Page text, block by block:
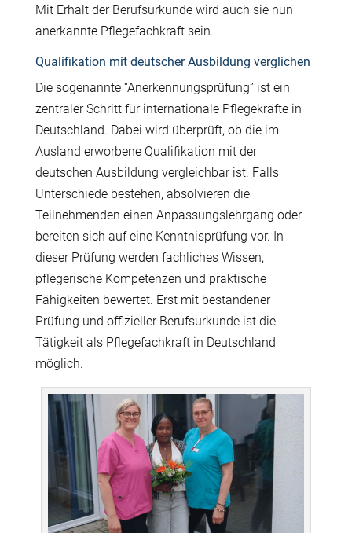
Mit Erhalt der Berufsurkunde wird auch sie nun
anerkannte Pflegefachkraft sein.
Qualifikation mit deutscher Ausbildung verglichen
Die sogenannte “Anerkennungsprüfung” ist ein
zentraler Schritt für internationale Pflegekräfte in
Deutschland. Dabei wird überprüft, ob die im
Ausland erworbene Qualifikation mit der
deutschen Ausbildung vergleichbar ist. Falls
Unterschiede bestehen, absolvieren die
Teilnehmenden einen Anpassungslehrgang oder
bereiten sich auf eine Kenntnisprüfung vor. In
dieser Prüfung werden fachliches Wissen,
pflegerische Kompetenzen und praktische
Fähigkeiten bewertet. Erst mit bestandener
Prüfung und offizieller Berufsurkunde ist die
Tätigkeit als Pflegefachkraft in Deutschland
möglich.